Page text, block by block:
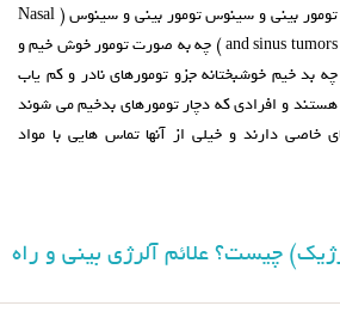
تومور بینی و سینوس تومور بینی و سینوس ( Nasal
and sinus tumors ) چه به صورت تومور خوش خیم و
چه بد خیم خوشبختانه جزو تومورهای نادر و کم یاب
هستند و افرادی که دچار تومورهای بدخیم می شوند
خاصی دارند و خیلی از آنها تماس هایی با مواد
چیست؟ علائم آلرژی بینی و راه